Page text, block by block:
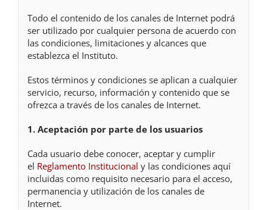
Todo el contenido de los canales de Internet podrá
ser utilizado por cualquier persona de acuerdo con
las condiciones, limitaciones y alcances que
establezca el Instituto.
Estos términos y condiciones se aplican a cualquier
servicio, recurso, información y contenido que se
ofrezca a través de los canales de Internet.
1. Aceptación por parte de los usuarios
Cada usuario debe conocer, aceptar y cumplir
el Reglamento Institucional y las condiciones aquí
incluidas como requisito necesario para el acceso,
permanencia y utilización de los canales de
Internet.